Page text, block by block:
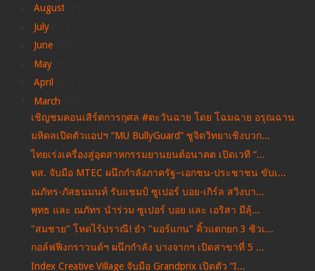
August
July
June
May
April
March
เชิญชมคอนเสิร์ตการกุศล #ตะวันฉาย โดย โฉมฉาย อรุณฉาน
มหิดลเปิดตัวแอปฯ “MU BullyGuard” ชูจิตวิทยาเชิงบวก...
ไทยเร่งเครื่องสู่อุตสาหกรรมยานยนต์อนาคต เปิดเวที “...
ทส. จับมือ MTEC ผนึกกำลังภาครัฐ–เอกชน-ประชาชน ขับเ...
ณภัทร-ภัสธนมนท์ รับแชมป์ ซูเปอร์ บอย-เกิร์ล สวิงบา...
พุทธ และ ณภัทร นำร่วม ซูเปอร์ บอย และ เอริสา มีลุ้...
"สมชาย" โหดไร้ปราณี! ยำ "มอร์แกน" คิ้วแตกยก 3 ซิวเ...
กอล์ฟฟิ่งกราวนด์ฯ ผนึกกำลัง บางจากฯ เปิดสาขาที่ 5 ...
Index Creative Village จับมือ Grandprix เปิดตัว “I...